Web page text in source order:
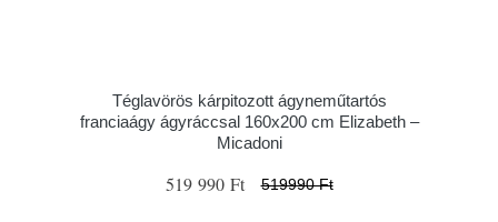
Téglavörös kárpitozott ágyneműtartós
franciaágy ágyráccsal 160x200 cm Elizabeth –
Micadoni
519 990 Ft 519990 Ft